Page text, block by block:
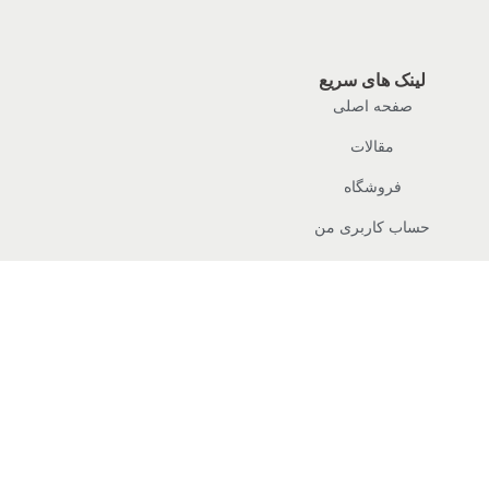
لینک های سریع
صفحه اصلی
مقالات
فروشگاه
حساب کاربری من